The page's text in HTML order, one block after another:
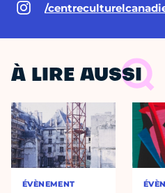
/
À LIRE AUSSI
ÉVÈNEMENT